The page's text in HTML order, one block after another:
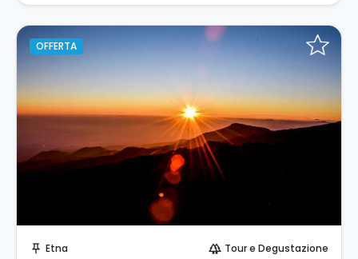
OFFERTA
push_pin Etna forest Tour e Degustazione